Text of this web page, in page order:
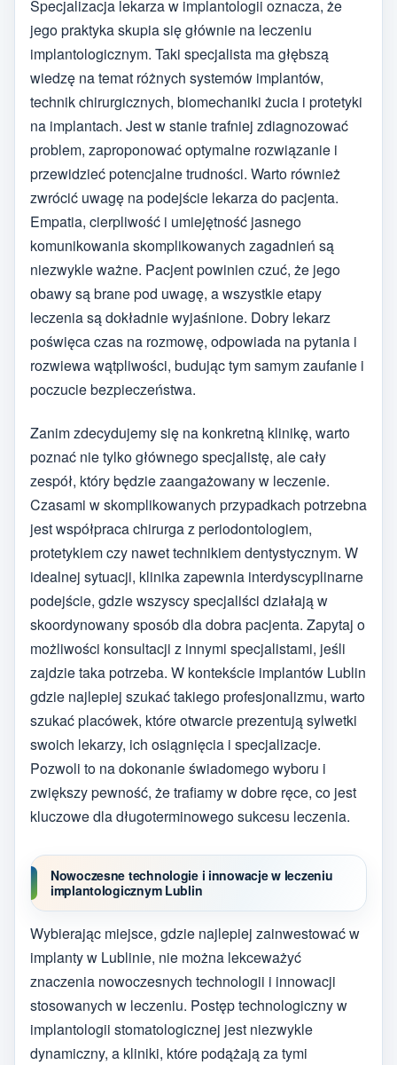
Specjalizacja lekarza w implantologii oznacza, że
jego praktyka skupia się głównie na leczeniu
implantologicznym. Taki specjalista ma głębszą
wiedzę na temat różnych systemów implantów,
technik chirurgicznych, biomechaniki żucia i protetyki
na implantach. Jest w stanie trafniej zdiagnozować
problem, zaproponować optymalne rozwiązanie i
przewidzieć potencjalne trudności. Warto również
zwrócić uwagę na podejście lekarza do pacjenta.
Empatia, cierpliwość i umiejętność jasnego
komunikowania skomplikowanych zagadnień są
niezwykle ważne. Pacjent powinien czuć, że jego
obawy są brane pod uwagę, a wszystkie etapy
leczenia są dokładnie wyjaśnione. Dobry lekarz
poświęca czas na rozmowę, odpowiada na pytania i
rozwiewa wątpliwości, budując tym samym zaufanie i
poczucie bezpieczeństwa.
Zanim zdecydujemy się na konkretną klinikę, warto
poznać nie tylko głównego specjalistę, ale cały
zespół, który będzie zaangażowany w leczenie.
Czasami w skomplikowanych przypadkach potrzebna
jest współpraca chirurga z periodontologiem,
protetykiem czy nawet technikiem dentystycznym. W
idealnej sytuacji, klinika zapewnia interdyscyplinarne
podejście, gdzie wszyscy specjaliści działają w
skoordynowany sposób dla dobra pacjenta. Zapytaj o
możliwości konsultacji z innymi specjalistami, jeśli
zajdzie taka potrzeba. W kontekście implantów Lublin
gdzie najlepiej szukać takiego profesjonalizmu, warto
szukać placówek, które otwarcie prezentują sylwetki
swoich lekarzy, ich osiągnięcia i specjalizacje.
Pozwoli to na dokonanie świadomego wyboru i
zwiększy pewność, że trafiamy w dobre ręce, co jest
kluczowe dla długoterminowego sukcesu leczenia.
Nowoczesne technologie i innowacje w leczeniu
implantologicznym Lublin
Wybierając miejsce, gdzie najlepiej zainwestować w
implanty w Lublinie, nie można lekceważyć
znaczenia nowoczesnych technologii i innowacji
stosowanych w leczeniu. Postęp technologiczny w
implantologii stomatologicznej jest niezwykle
dynamiczny, a kliniki, które podążają za tymi